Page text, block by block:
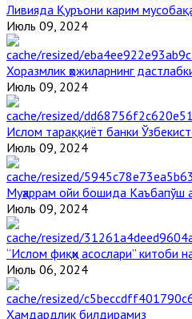
Ливияда Қуръони карим
Июль 09, 2024
Хоразмлик ҳожиларнинг
Июль 09, 2024
Ислом тараққиёт банки
Июль 09, 2024
Муҳаррам ойи бошида Каъбапўш
Июль 09, 2024
“Ислом фиқҳи асослари” китоби
Июль 06, 2024
Ҳамдардлик билдирамиз